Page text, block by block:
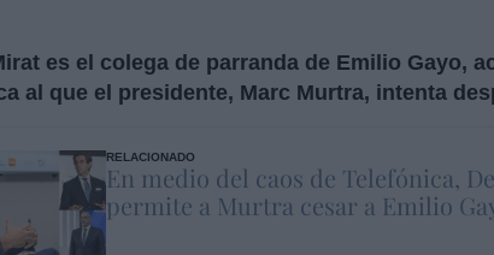
es el colega de parranda de Emilio Gayo,
al que el presidente, Marc Murtra, intenta
RELACIONADO
En medio del caos de Telefónica,
permite a Murtra cesar a Emilio